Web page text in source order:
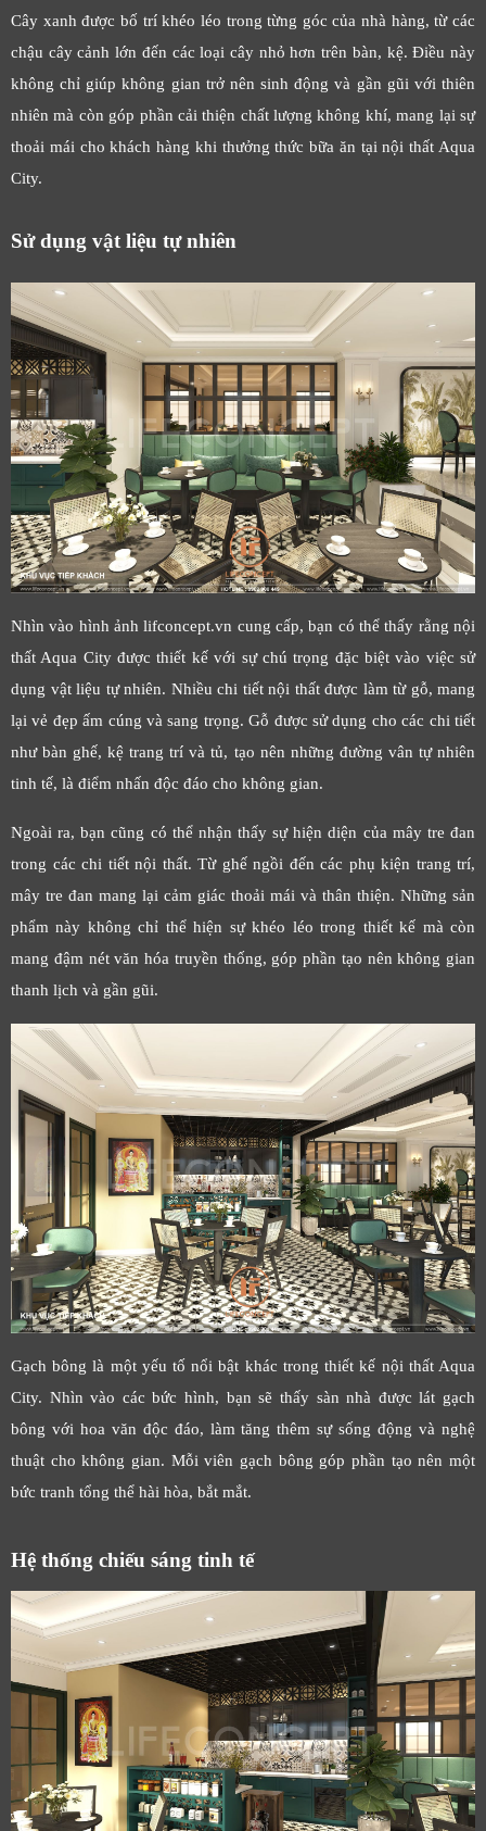
Cây xanh được bố trí khéo léo trong từng góc của nhà hàng, từ các
chậu cây cảnh lớn đến các loại cây nhỏ hơn trên bàn, kệ. Điều này
không chỉ giúp không gian trở nên sinh động và gần gũi với thiên
nhiên mà còn góp phần cải thiện chất lượng không khí, mang lại sự
thoải mái cho khách hàng khi thưởng thức bữa ăn tại nội thất Aqua
City.
Sử dụng vật liệu tự nhiên
Nhìn vào hình ảnh lifconcept.vn cung cấp, bạn có thể thấy rằng nội
thất Aqua City được thiết kế với sự chú trọng đặc biệt vào việc sử
dụng vật liệu tự nhiên. Nhiều chi tiết nội thất được làm từ gỗ, mang
lại vẻ đẹp ấm cúng và sang trọng. Gỗ được sử dụng cho các chi tiết
như bàn ghế, kệ trang trí và tủ, tạo nên những đường vân tự nhiên
tinh tế, là điểm nhấn độc đáo cho không gian.
Ngoài ra, bạn cũng có thể nhận thấy sự hiện diện của mây tre đan
trong các chi tiết nội thất. Từ ghế ngồi đến các phụ kiện trang trí,
mây tre đan mang lại cảm giác thoải mái và thân thiện. Những sản
phẩm này không chỉ thể hiện sự khéo léo trong thiết kế mà còn
mang đậm nét văn hóa truyền thống, góp phần tạo nên không gian
thanh lịch và gần gũi.
Gạch bông là một yếu tố nổi bật khác trong thiết kế nội thất Aqua
City. Nhìn vào các bức hình, bạn sẽ thấy sàn nhà được lát gạch
bông với hoa văn độc đáo, làm tăng thêm sự sống động và nghệ
thuật cho không gian. Mỗi viên gạch bông góp phần tạo nên một
bức tranh tổng thể hài hòa, bắt mắt.
Hệ thống chiếu sáng tinh tế